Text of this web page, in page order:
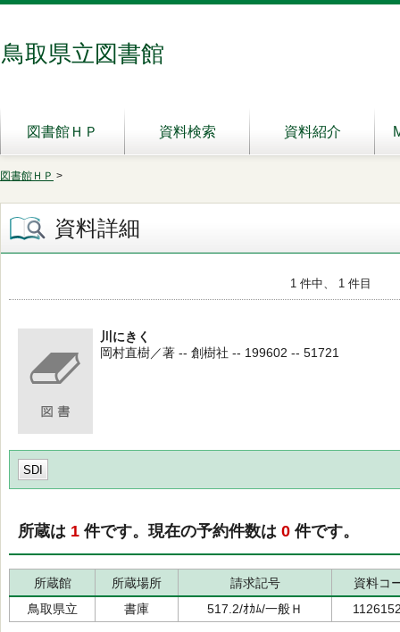
鳥取県立図書館
図書館ＨＰ 資料検索 資料紹介
図書館ＨＰ >
資料詳細
1 件中、 1 件目
川にきく
岡村直樹／著 -- 創樹社 -- 199602 -- 51721
SDI
所蔵は 1 件です。現在の予約件数は 0 件です。
所蔵館 所蔵場所 請求記号
資料コ
鳥取県立
書庫 517.2/ｵｶﾑ/一般Ｈ